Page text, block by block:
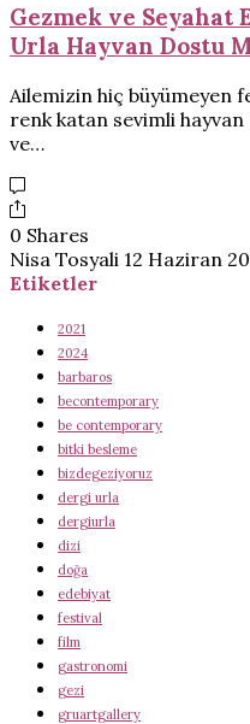
Gezmek ve Seyahat
Urla Hayvan Dostu
Ailemizin hiç büyümeyen
renk katan sevimli hayvan
ve…
0 Shares
Nisa Tosyali 12 Haziran
Etiketler
2021
2024
barbaros
becontemporary
be contemporary
bitki besleme
bizdegeziyoruz
dergi urla
dergiurla
dizi
doğa
edebiyat
festival
film
gastronomi
gezi
gruartgallery